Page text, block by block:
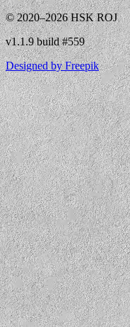
© 2020–2026 HSK ROJ
v1.1.9 build #559
Designed by Freepik